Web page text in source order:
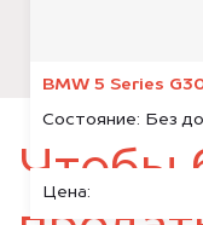
BMW 5 Series
Состояние: Без
Цена:
Чтобы